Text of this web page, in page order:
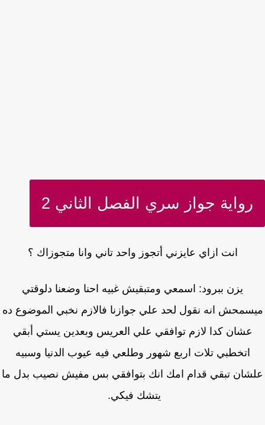
رواية جواز سري الفصل الثاني 2
انت ازاي عايزني أتجوز واحد تاني وانا متجوزاك ؟
يزن ببرود: اسمعي ومتبقيش غبيه احنا وضعنا دلوقتي
انه نقول لحد علي جوازنا فالازم نخبي الموضوع ده
عشان كدا لازم توافقي علي العريس وبعدين يستي أبقي
اتخطبي تلات اربع شهور وطلعي فيه عيوب الدنيا وسبيه
تبقي قدام امك انك بتوافقي بس مفيش نصيب بدل ما
يتشك فيكي.